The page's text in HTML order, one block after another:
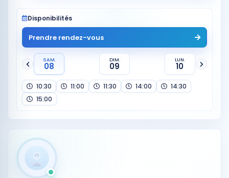
Disponibilités
Prendre rendez-vous
SAM.
08
DIM.
09
LUN.
10
10:30 11:00 11:30 14:00
14:30
15:00